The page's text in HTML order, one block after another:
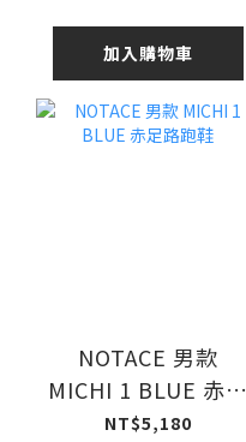
加入購物車
NOTACE 男款
MICHI 1 BLUE 赤足
路跑鞋
NT$5,180